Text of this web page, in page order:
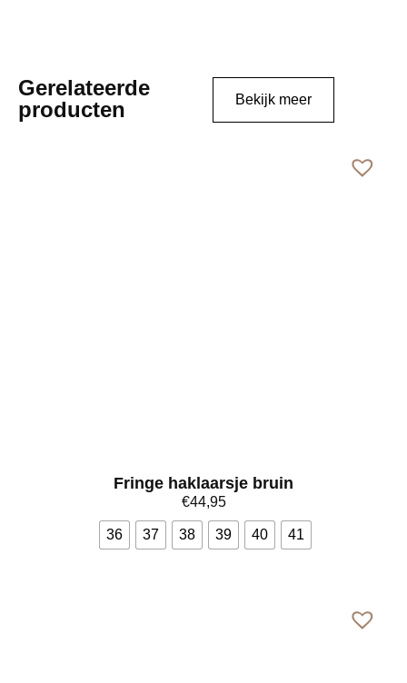
Gerelateerde
producten
Bekijk meer
Fringe haklaarsje bruin
€44,95
36 37 38 39 40 41